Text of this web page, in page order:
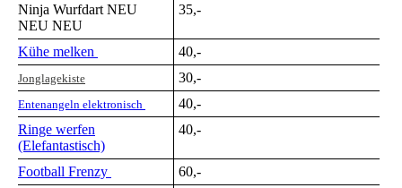
Ninja Wurfdart NEU
NEU NEU
35,-
Kühe melken 40,-
Jonglagekiste 30,-
Entenangeln elektronisch
40,-
Ringe werfen
(Elefantastisch)
40,-
Football Frenzy 60,-